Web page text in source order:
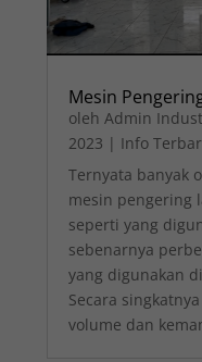
Mesin
olehAdmin
2023 | Info
Ternyata banyak
mesin pengering
seperti yang
sebenarnya
yang digunakan
Secara
volume dan